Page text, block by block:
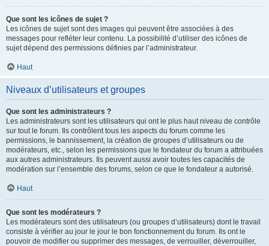
Que sont les icônes de sujet ?
Les icônes de sujet sont des images qui peuvent être associées à des
messages pour refléter leur contenu. La possibilité d’utiliser des icônes de
sujet dépend des permissions définies par l’administrateur.
Haut
Niveaux d’utilisateurs et groupes
Que sont les administrateurs ?
Les administrateurs sont les utilisateurs qui ont le plus haut niveau de contrôle
sur tout le forum. Ils contrôlent tous les aspects du forum comme les
permissions, le bannissement, la création de groupes d’utilisateurs ou de
modérateurs, etc., selon les permissions que le fondateur du forum a attribuées
aux autres administrateurs. Ils peuvent aussi avoir toutes les capacités de
modération sur l’ensemble des forums, selon ce que le fondateur a autorisé.
Haut
Que sont les modérateurs ?
Les modérateurs sont des utilisateurs (ou groupes d’utilisateurs) dont le travail
consiste à vérifier au jour le jour le bon fonctionnement du forum. Ils ont le
pouvoir de modifier ou supprimer des messages, de verrouiller, déverrouiller,